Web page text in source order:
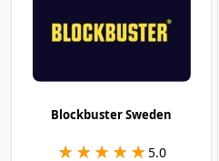
Blockbuster Sweden
★★★★★
★★★★★5.0